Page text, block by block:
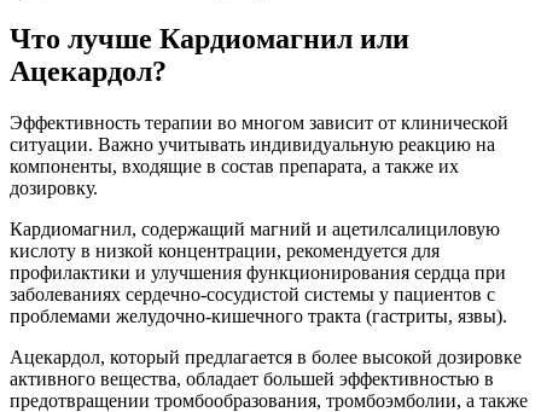
Что лучше Кардиомагнил или
Ацекардол?
Эффективность терапии во многом зависит от клинической
ситуации. Важно учитывать индивидуальную реакцию на
компоненты, входящие в состав препарата, а также их
дозировку.
Кардиомагнил, содержащий магний и ацетилсалициловую
кислоту в низкой концентрации, рекомендуется для
профилактики и улучшения функционирования сердца при
заболеваниях сердечно-сосудистой системы у пациентов с
проблемами желудочно-кишечного тракта (гастриты, язвы).
Ацекардол, который предлагается в более высокой дозировке
активного вещества, обладает большей эффективностью в
предотвращении тромбообразования, тромбоэмболии, а также